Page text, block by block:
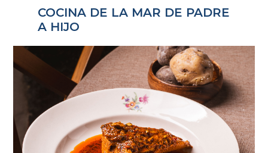
COCINA DE LA MAR DE PADRE
A HIJO